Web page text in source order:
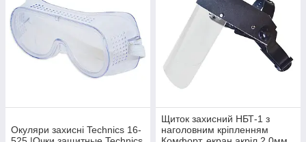
Окуляри захисні Technics 16-
Щиток захисний НБТ-1 з
наголовним кріпленням